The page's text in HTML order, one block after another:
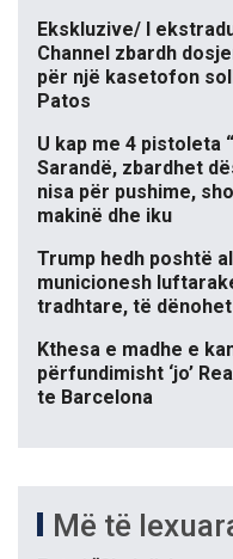
Ekskluzive/ I
Channel zbardh
për një kasetofon
Patos
U kap me 4 pistoleta
Sarandë, zbardhet
nisa për pushime,
makinë dhe iku
Trump hedh poshtë
municionesh
tradhtare, të
Kthesa e madhe e
përfundimisht ‘jo’
te Barcelona
Më të